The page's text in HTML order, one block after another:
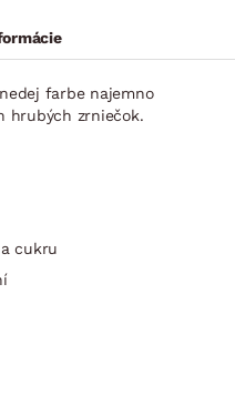
farbe najemno
hrubých zrniečok.
cukru